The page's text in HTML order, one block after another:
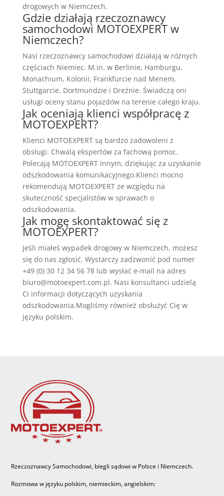
drogowych w Niemczech.
Gdzie działają rzeczoznawcy
samochodowi MOTOEXPERT w
Niemczech?
Nasi rzeczoznawcy samochodowi działają w różnych
częściach Niemiec. M.in. w Berlinie, Hamburgu,
Monachium, Kolonii, Frankfurcie nad Menem,
Stuttgarcie, Dortmundzie i Dreźnie. Świadczą oni
usługi oceny stanu pojazdów na terenie całego kraju.
Jak oceniają klienci współpracę z
MOTOEXPERT?
Klienci MOTOEXPERT są bardzo zadowoleni z
obsługi. Chwalą ekspertów za fachową pomoc.
Polecają MOTOEXPERT innym, dziękując za uzyskanie
odszkodowania komunikacyjnego.Klienci mocno
rekomendują MOTOEXPERT ze względu na
skuteczność specjalistów w sprawach o
odszkodowania.
Jak mogę skontaktować się z
MOTOEXPERT?
Jeśli miałeś wypadek drogowy w Niemczech, możesz
się do nas zgłosić. Wystarczy zadzwonić pod numer
+49 (0) 30 12 34 56 78 lub wysłać e-mail na adres
biuro@motoexpert.com.pl. Nasi konsultanci udzielą
Ci informacji dotyczących uzyskania
odszkodowania.Mogliśmy również obsłużyć Cię w
języku polskim.
Rzeczoznawcy Samochodowi, biegli sądowi w Polsce i Niemczech.
Rozmowa w języku polskim, niemieckim, angielskim: